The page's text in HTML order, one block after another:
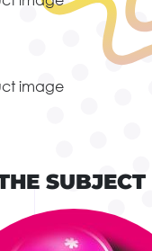
SUBJECT